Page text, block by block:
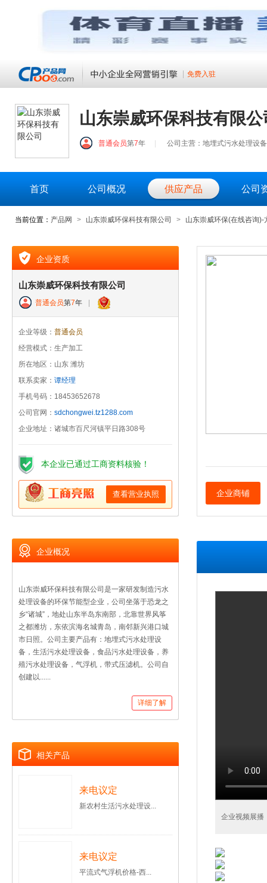
免费入驻
山东崇威环保科技有限公
普通会员第7年 公司主营：地埋式污水处理设
首页 公司概况 供应产品 公司
当前位置： 产品网 > 山东崇威环保科技有限公司 > 山东崇威环保(在线咨询
企业资质
山东崇威环保科技有限公司
普通会员第7年
企业等级： 普通会员
经营模式：生产加工
所在地区：山东 潍坊
联系卖家： 谭经理
手机号码：18453652678
公司官网： sdchongwei.tz1288.com
企业地址：诸城市百尺河镇平日路308号
本企业已通过工商资料核验！
查看营业执照
企业概况
山东崇威环保科技有限公司是一家研发制造污水
处理设备的环保节能型企业，公司坐落于恐龙之
乡“诸城”，地处山东半岛东南部，北靠世界风筝
之都潍坊，东依滨海名城青岛，南邻新兴港口城
市日照。公司主要产品有：地埋式污水处理设
备，生活污水处理设备，食品污水处理设备，养
殖污水处理设备，气浮机，带式压滤机。公司自
创建以......
详细了解
相关产品
来电议定
新农村生活污水处理设...
来电议定
平流式气浮机价格-西...
企业商铺
企业视频展播